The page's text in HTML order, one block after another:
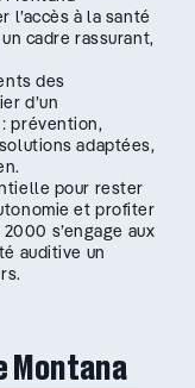
l’accès à la santé
cadre rassurant,
des
d’un
prévention,
adaptées,
pour rester
et profiter
s’engage aux
auditive un
Montana